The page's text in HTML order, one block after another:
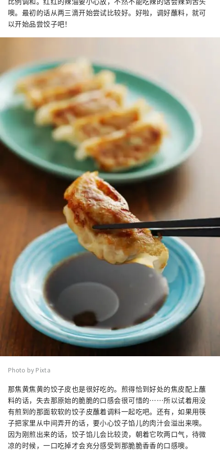
噢。最初的话从两三滴开始尝试比较好。好啦，调好蘸料，就可
以开始品尝饺子吧！
Photo by Pixta
那焦黄焦黄的饺子皮也是很好吃的。煎得恰到好处的焦皮配上蘸
料的话，失去那原始的脆脆的口感会很可惜的……所以试着用没
有煎到的那面软软的饺子皮蘸着调料一起吃吧。还有，如果用筷
子把家里从中间弄开的话，要小心饺子馅儿的肉汁会溢出来噢。
因为刚煎出来的话，饺子馅儿会比较烫，朝着它吹两口气，待微
凉的时候，一口吃掉才会充分感受到那脆脆香香的口感噢。